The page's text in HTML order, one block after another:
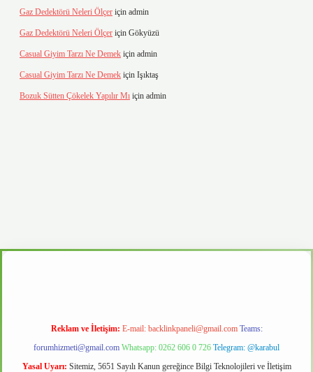
Gaz Dedektörü Neleri Ölçer için admin
Gaz Dedektörü Neleri Ölçer için Gökyüzü
Casual Giyim Tarzı Ne Demek için admin
Casual Giyim Tarzı Ne Demek için Işıktaş
Bozuk Sütten Çökelek Yapılır Mı için admin
Reklam ve İletişim: E-mail: backlinkpaneli@gmail.com Teams:
forumhizmeti@gmail.com Whatsapp: 0262 606 0 726 Telegram: @karabul
Yasal Uyarı: Sitemiz, 5651 Sayılı Kanun gereğince Bilgi Teknolojileri ve İletişim